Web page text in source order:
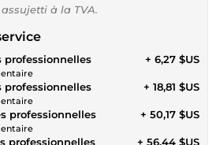
à la TVA.
professionnelles + 6,27 $US
professionnelles + 18,81 $US
professionnelles + 50,17 $US
professionnelles + 56,44 $US